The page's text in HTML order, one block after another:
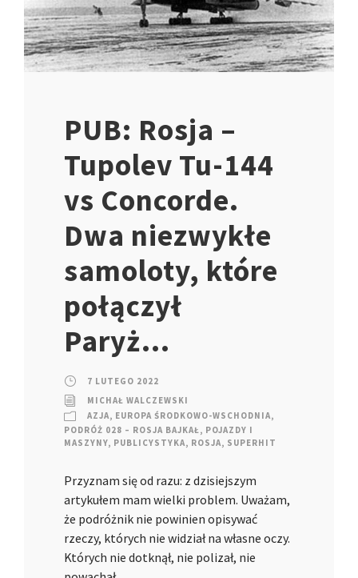
PUB: Rosja –
Tupolev Tu-144
vs Concorde.
Dwa niezwykłe
samoloty, które
połączył
Paryż…
7 LUTEGO 2022
MICHAŁ WALCZEWSKI
AZJA, EUROPA ŚRODKOWO-WSCHODNIA,
PODRÓŻ 028 – ROSJA BAJKAŁ, POJAZDY I
MASZYNY, PUBLICYSTYKA, ROSJA, SUPERHIT
Przyznam się od razu: z dzisiejszym
artykułem mam wielki problem. Uważam,
że podróżnik nie powinien opisywać
rzeczy, których nie widział na własne oczy.
Których nie dotknął, nie polizał, nie